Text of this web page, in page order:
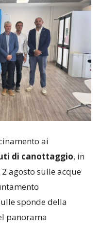
ai
di canottaggio, in
agosto sulle acque
sponde della
panorama